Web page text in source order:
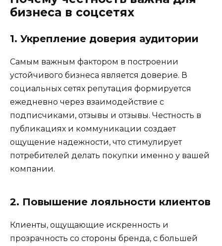
бизнеса в соцсетях
1. Укрепление доверия аудитории
Самым важным фактором в построении
устойчивого бизнеса является доверие. В
социальных сетях репутация формируется
ежедневно через взаимодействие с
подписчиками, отзывы и отзывы. Честность в
публикациях и коммуникации создает
ощущение надежности, что стимулирует
потребителей делать покупки именно у вашей
компании.
2. Повышение лояльности клиентов
Клиенты, ощущающие искренность и
прозрачность со стороны бренда, с большей